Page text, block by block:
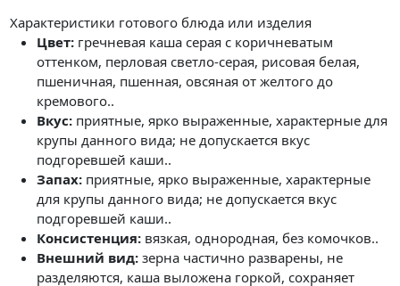
Характеристики готового блюда или изделия
Цвет: гречневая каша серая с коричневатым
оттенком, перловая светло-серая, рисовая белая,
пшеничная, пшенная, овсяная от желтого до
кремового..
Вкус: приятные, ярко выраженные, характерные для
крупы данного вида; не допускается вкус
подгоревшей каши..
Запах: приятные, ярко выраженные, характерные
для крупы данного вида; не допускается вкус
подгоревшей каши..
Консистенция: вязкая, однородная, без комочков..
Внешний вид: зерна частично разварены, не
разделяются, каша выложена горкой, сохраняет